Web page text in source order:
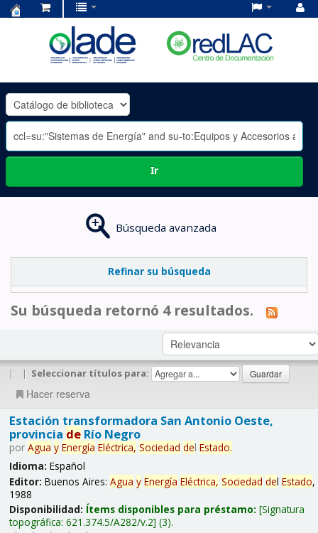
OLADE
-
Ir
Búsqueda avanzada
Refinar su búsqueda
Su búsqueda retornó 4 resultados.
| | Seleccionar títulos para:
Hacer reserva
Estación transformadora San Antonio Oeste,
provincia deRío Negro
por Agua y Energía Eléctrica, Sociedad del Estado.
Idioma: Español
Editor: Buenos Aires: Agua y Energía Eléctrica, Sociedad del Estado,
1988
Disponibilidad: Ítems disponibles para préstamo: Signatura
topográfica: 621.374.5/A282/v.2 (3).